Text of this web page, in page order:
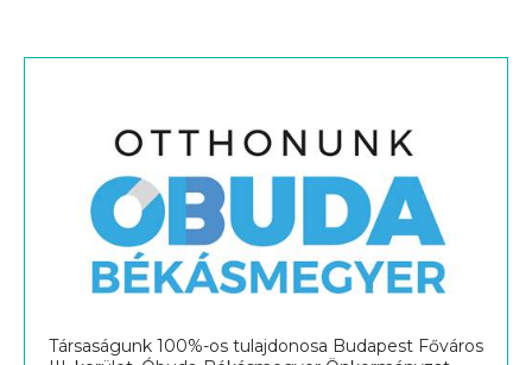
Társaságunk 100%-os tulajdonosa Budapest Főváros